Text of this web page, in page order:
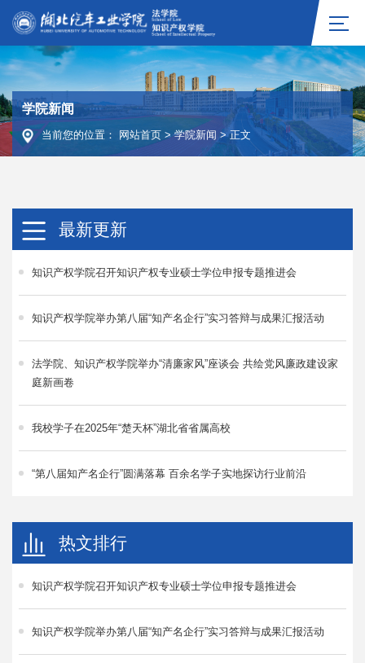
学院新闻
当前您的位置： 网站首页 >学院新闻 >正文
最新更新
知识产权学院召开知识产权专业硕士学位申报专题推进会
知识产权学院举办第八届“知产名企行”实习答辩与成果汇报活动
法学院、知识产权学院举办“清廉家风”座谈会 共绘党风廉政建设家
庭新画卷
我校学子在2025年“楚天杯”湖北省省属高校
“第八届知产名企行”圆满落幕 百余名学子实地探访行业前沿
热文排行
知识产权学院召开知识产权专业硕士学位申报专题推进会
知识产权学院举办第八届“知产名企行”实习答辩与成果汇报活动